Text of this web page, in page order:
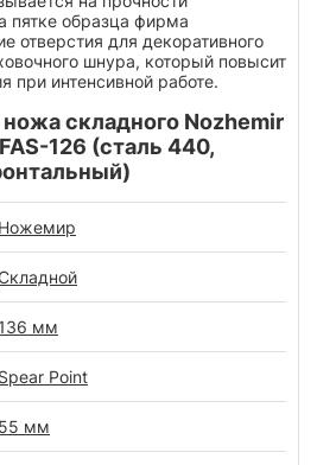
пятке образца фирма
отверстия для декоративного
шнура, который повысит
при интенсивной работе.
складного Nozhemir
126 (сталь 440,
Ножемир
136 мм
Spear Point
55 мм